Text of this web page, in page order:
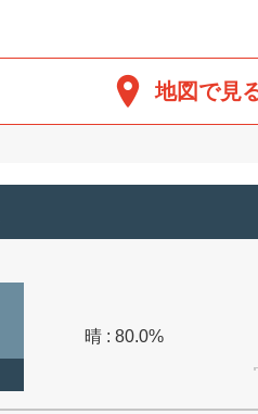
地図で見
晴 : 80.0%